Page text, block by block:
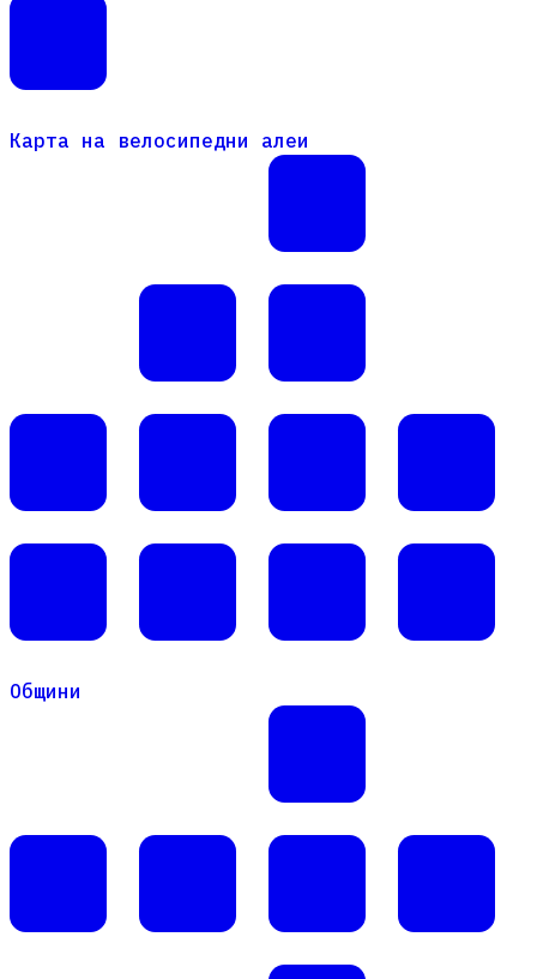
Карта на велосипедни алеи
Карта на велосипедни алеи
Общини